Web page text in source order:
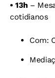
• 13h –
cotidianos
Com: